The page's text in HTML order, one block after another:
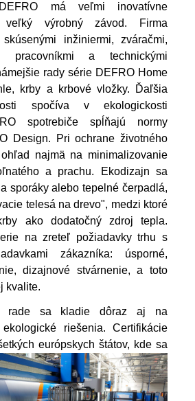
má veľmi inovatívne
veľký výrobný závod. Firma
inžiniermi, zváračmi,
pracovníkmi a technickými
rady série DEFRO Home
krby a krbové vložky. Ďaľšia
spočíva v ekologickosti
spotrebiče spĺňajú normy
Design. Pri ochrane životného
najmä na minimalizovanie
a prachu. Ekodizajn sa
sporáky alebo tepelné čerpadlá,
telesá na drevo", medzi ktoré
ako dodatočný zdroj tepla.
na zreteľ požiadavky trhu s
zákazníka: úsporné,
dizajnové stvárnenie, a toto
kvalite.
rade sa kladie dôraz aj na
riešenia. Certifikácie
európskych štátov, kde sa